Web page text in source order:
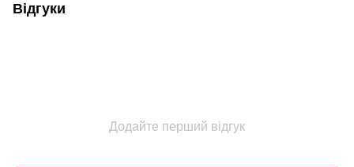
Відгуки
Додайте перший відгук